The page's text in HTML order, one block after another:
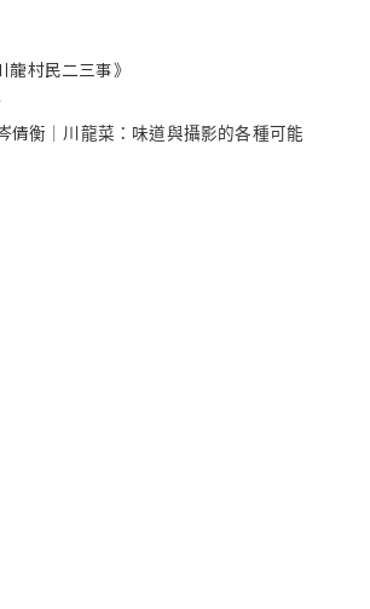
村民二三事》
倩衡｜川龍菜：味道與攝影的各種可能